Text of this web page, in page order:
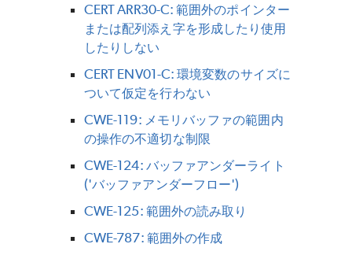
CERT ARR30-C: 範囲外のポインター
または配列添え字を形成したり使用
したりしない
CERT ENV01-C: 環境変数のサイズに
ついて仮定を行わない
CWE-119: メモリバッファの範囲内
の操作の不適切な制限
CWE-124: バッファアンダーライト
('バッファアンダーフロー')
CWE-125: 範囲外の読み取り
CWE-787: 範囲外の作成